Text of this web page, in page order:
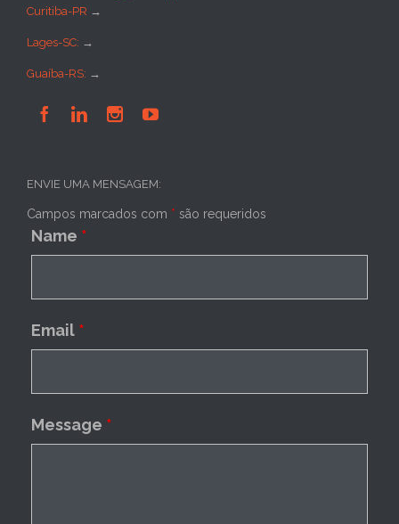
Curitiba-PR →
Lages-SC: →
Guaíba-RS: →
   
ENVIE UMA MENSAGEM:
Campos marcados com * são requeridos
Name *
Email *
Message *